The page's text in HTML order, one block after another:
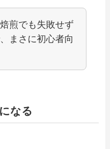
煎でも失敗せず
まさに初心者向
なる